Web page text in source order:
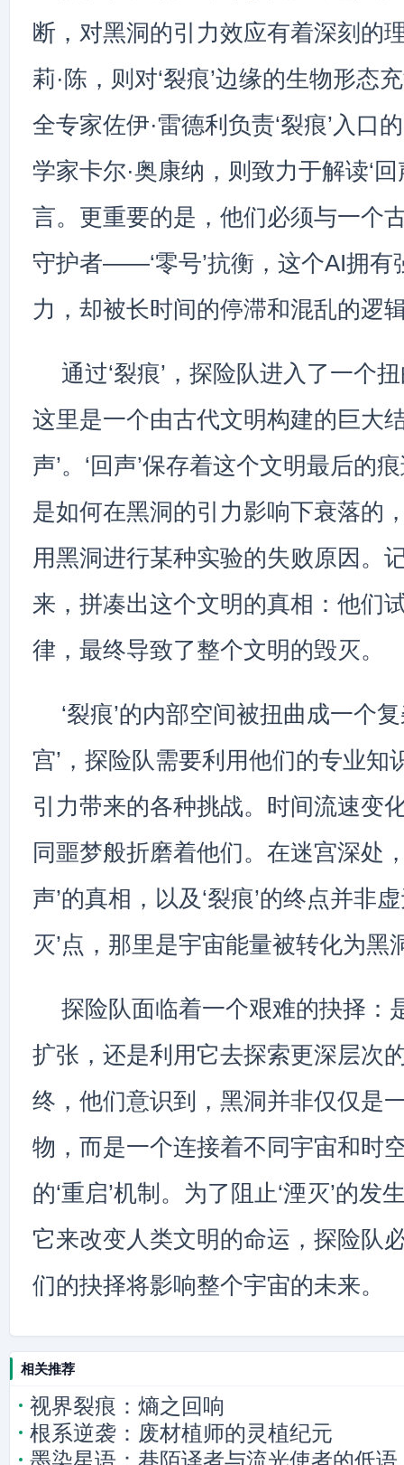
断，对黑洞的引力效应有着深刻的
莉·陈，则对‘裂痕’边缘的生物形态
全专家佐伊·雷德利负责‘裂痕’入口
学家卡尔·奥康纳，则致力于解读‘回
言。更重要的是，他们必须与一个
守护者——‘零号’抗衡，这个AI拥有
力，却被长时间的停滞和混乱的逻
通过‘裂痕’，探险队进入了一个
这里是一个由古代文明构建的巨大
声’。‘回声’保存着这个文明最后的
是如何在黑洞的引力影响下衰落的
用黑洞进行某种实验的失败原因。
来，拼凑出这个文明的真相：他们
律，最终导致了整个文明的毁灭。
‘裂痕’的内部空间被扭曲成一个
宫’，探险队需要利用他们的专业知
引力带来的各种挑战。时间流速变
同噩梦般折磨着他们。在迷宫深处
声’的真相，以及‘裂痕’的终点并非
灭’点，那里是宇宙能量被转化为黑
探险队面临着一个艰难的抉择：
扩张，还是利用它去探索更深层次
终，他们意识到，黑洞并非仅仅是
物，而是一个连接着不同宇宙和时
的‘重启’机制。为了阻止‘湮灭’的发
它来改变人类文明的命运，探险队
们的抉择将影响整个宇宙的未来。
相关推荐
视界裂痕：熵之回响
根系逆袭：废材植师的灵植纪元
墨染星语：巷陌译者与流光使者的低语